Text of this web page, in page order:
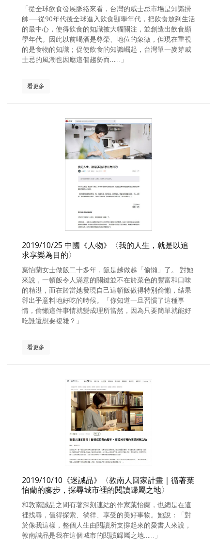
「從全球飲食發展脈絡來看，台灣的威士忌市場是知識掛
帥──從90年代後全球進入飲食顯學年代，把飲食放到生活
的最中心，使得飲食的知識被大幅關注，並創造出飲食顯
學年代。因此以前喝酒是尊榮、地位的象徵，但現在重視
的是食物的知識；促使飲食的知識崛起，台灣單一麥芽威
士忌的風潮也因應這個趨勢而……」
看更多
2019/10/25 中國《人物》〈我的人生，就是以追
求享樂為目的〉
葉怡蘭女士做飯二十多年，飯是越做越「偷懶」了。 對她
來說，一頓飯令人滿意的關鍵並不在於菜色的豐富和口味
的精湛，而在於當她發現自己這頓飯做得特別偷懶，結果
卻出乎意料地好吃的時候。「你知道一旦習慣了這種事
情，偷懶這件事情就變成理所當然，因為只要簡單就能好
吃誰還想要複雜？」
看更多
2019/10/10《迷誠品》〈敦南人回家計畫｜循著葉
怡蘭的腳步，探尋城市裡的閱讀歸屬之地〉
和敦南誠品之間有著深刻連結的作家葉怡蘭，也總是在這
裡找尋，值得探索、徜徉、享受的美好事物。她說：「對
於像我這樣，整個人生由閱讀所支撐起來的愛書人來說，
敦南誠品是我在這個城市的閱讀歸屬之地……」